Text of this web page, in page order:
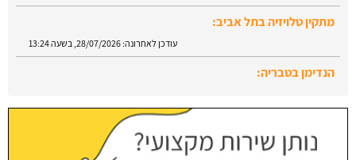
מתקין טלויזיה בתל אביב:
עודכן לאחרונה: 28/07/2026, בשעה 13:24
הנדימן בטבריה: